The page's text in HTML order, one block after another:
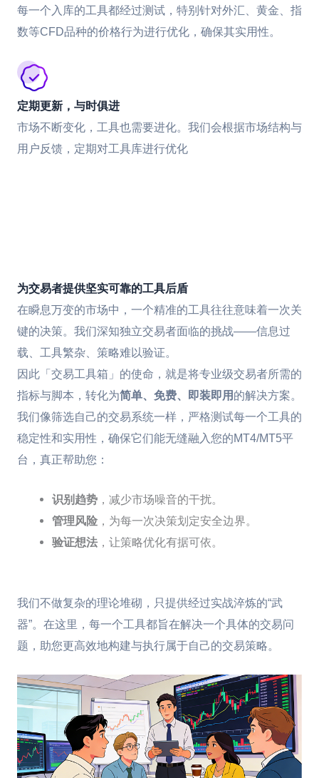
每一个入库的工具都经过测试，特别针对外汇、黄金、指
数等CFD品种的价格行为进行优化，确保其实用性。
定期更新，与时俱进
市场不断变化，工具也需要进化。我们会根据市场结构与
用户反馈，定期对工具库进行优化
为交易者提供坚实可靠的工具后盾
在瞬息万变的市场中，一个精准的工具往往意味着一次关
键的决策。我们深知独立交易者面临的挑战——信息过
载、工具繁杂、策略难以验证。
因此「交易工具箱」的使命，就是将专业级交易者所需的
指标与脚本，转化为简单、免费、即装即用 的解决方案。
我们像筛选自己的交易系统一样，严格测试每一个工具的
稳定性和实用性，确保它们能无缝融入您的MT4/MT5平
台，真正帮助您：
识别趋势 ，减少市场噪音的干扰。
管理风险 ，为每一次决策划定安全边界。
验证想法 ，让策略优化有据可依。
我们不做复杂的理论堆砌，只提供经过实战淬炼的“武
器”。在这里，每一个工具都旨在解决一个具体的交易问
题，助您更高效地构建与执行属于自己的交易策略。